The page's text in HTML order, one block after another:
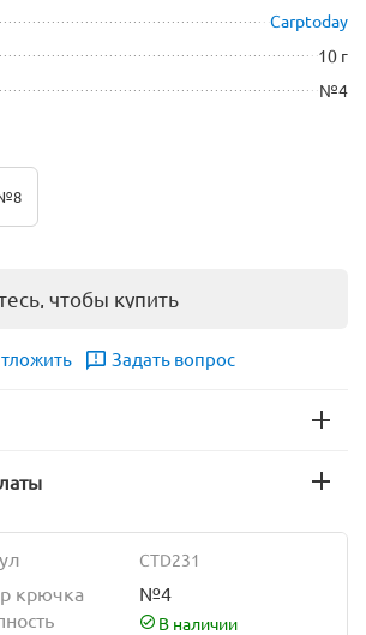
Carptoday
10 г
№4
чтобы купить
Задать вопрос
CTD231
крючка
№4
В наличии